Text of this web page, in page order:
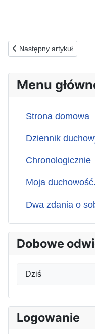
Poprzednia strona:
Następny artykuł
Menu
Strona domowa
Dziennik
Chronologicznie
Moja
Dwa zdania o
Dobowe
Dziś
Logowanie